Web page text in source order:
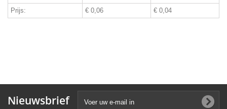
Prijs:
€ 0,06 € 0,04
Nieuwsbrief